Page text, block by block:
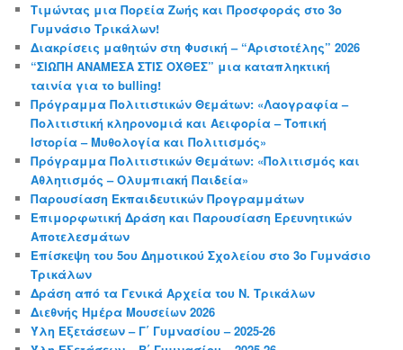
Τιμώντας μια Πορεία Ζωής και Προσφοράς στο 3ο
Γυμνάσιο Τρικάλων!
Διακρίσεις μαθητών στη Φυσική – “Αριστοτέλης” 2026
“ΣΙΩΠΗ ΑΝΑΜΕΣΑ ΣΤΙΣ ΟΧΘΕΣ” μια καταπληκτική
ταινία για το bulling!
Πρόγραμμα Πολιτιστικών Θεμάτων: «Λαογραφία –
Πολιτιστική κληρονομιά και Αειφορία – Τοπική
Ιστορία – Μυθολογία και Πολιτισμός»
Πρόγραμμα Πολιτιστικών Θεμάτων: «Πολιτισμός και
Αθλητισμός – Ολυμπιακή Παιδεία»
Παρουσίαση Εκπαιδευτικών Προγραμμάτων
Επιμορφωτική Δράση και Παρουσίαση Ερευνητικών
Αποτελεσμάτων
Επίσκεψη του 5ου Δημοτικού Σχολείου στο 3ο Γυμνάσιο
Τρικάλων
Δράση από τα Γενικά Αρχεία του Ν. Τρικάλων
Διεθνής Ημέρα Μουσείων 2026
Ύλη Εξετάσεων – Γ΄ Γυμνασίου – 2025-26